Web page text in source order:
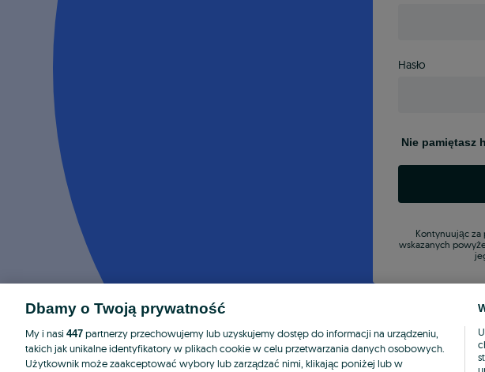
Hasło
Nie pamiętasz
Kontynuując
wskazanych
Dbamy o Twoją prywatność
My i nasi 447 partnerzy przechowujemy lub uzyskujemy dostęp do informacji na urządzeniu,
takich jak unikalne identyfikatory w plikach cookie w celu przetwarzania danych osobowych.
Użytkownik może zaakceptować wybory lub zarządzać nimi, klikając poniżej lub w